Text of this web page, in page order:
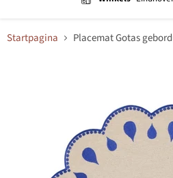
Startpagina Placemat Gotas